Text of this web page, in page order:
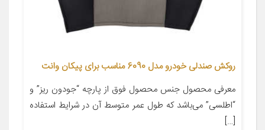
روکش صندلی خودرو مدل 6090 مناسب برای پیکان وانت
معرفی محصول جنس محصول فوق از پارچه “جودون ریز” و
“اطلسی” می‌باشد که طول عمر متوسط آن در شرایط استفاده
[…]